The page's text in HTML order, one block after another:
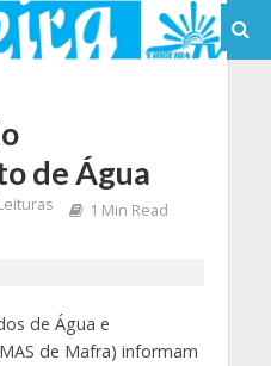
de Água
1 Min Read
de Água e
de Mafra) informam